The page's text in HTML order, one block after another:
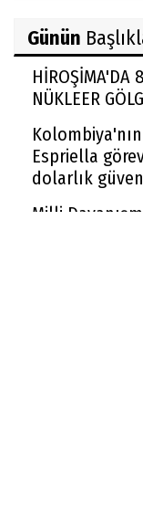
Günün
HİROŞİMA'DA
NÜKLEER
Espriella
dolarlık
Milli